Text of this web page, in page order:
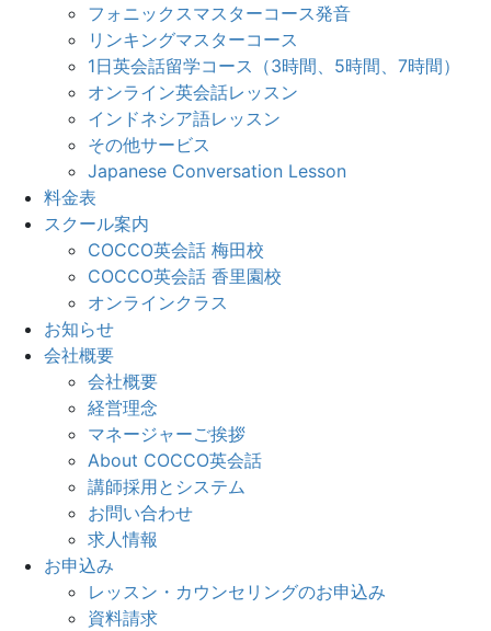
フォニックスマスターコース発音
リンキングマスターコース
1日英会話留学コース（3時間、5時間、7時間）
オンライン英会話レッスン
インドネシア語レッスン
その他サービス
Japanese Conversation Lesson
料金表
スクール案内
COCCO英会話 梅田校
COCCO英会話 香里園校
オンラインクラス
お知らせ
会社概要
会社概要
経営理念
マネージャーご挨拶
About COCCO英会話
講師採用とシステム
お問い合わせ
求人情報
お申込み
レッスン・カウンセリングのお申込み
資料請求